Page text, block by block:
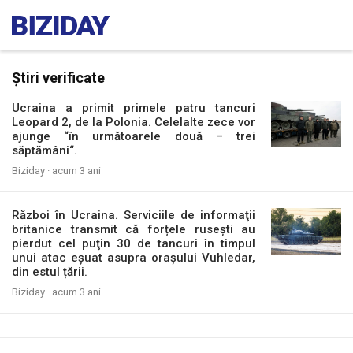
Știri verificate
Ucraina a primit primele patru tancuri
Leopard 2, de la Polonia. Celelalte zece vor
ajunge “în următoarele două – trei
săptămâni“.
Biziday · acum 3 ani
Război în Ucraina. Serviciile de informaţii
britanice transmit că forțele rusești au
pierdut cel puţin 30 de tancuri în timpul
unui atac eșuat asupra orașului Vuhledar,
din estul țării.
Biziday · acum 3 ani